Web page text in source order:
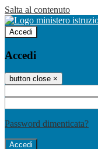
Salta al contenuto
Accedi
Accedi
button close ×
Password dimenticata?